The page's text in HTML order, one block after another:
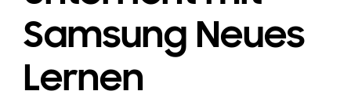
Samsung Neues
Lernen